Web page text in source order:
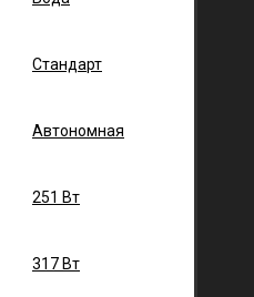
Стандарт
Автономная
251 Вт
317 Вт